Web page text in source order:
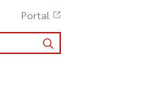
Portal